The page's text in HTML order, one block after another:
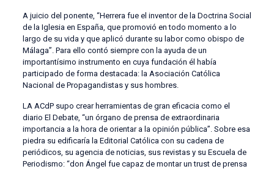
A juicio del ponente, “Herrera fue el inventor de la Doctrina Social
de la Iglesia en España, que promovió en todo momento a lo
largo de su vida y que aplicó durante su labor como obispo de
Málaga”. Para ello contó siempre con la ayuda de un
importantísimo instrumento en cuya fundación él había
participado de forma destacada: la Asociación Católica
Nacional de Propagandistas y sus hombres.
LA ACdP supo crear herramientas de gran eficacia como el
diario El Debate, “un órgano de prensa de extraordinaria
importancia a la hora de orientar a la opinión pública”. Sobre esa
piedra su edificaría la Editorial Católica con su cadena de
periódicos, su agencia de noticias, sus revistas y su Escuela de
Periodismo: “don Ángel fue capaz de montar un trust de prensa